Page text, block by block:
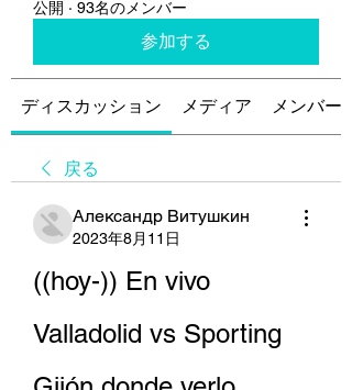
公開 · 93名のメンバー
参加する
ディスカッション メディア メンバー
戻る
Александр Витушкин
2023年8月11日
((hoy-)) En vivo
Valladolid vs Sporting